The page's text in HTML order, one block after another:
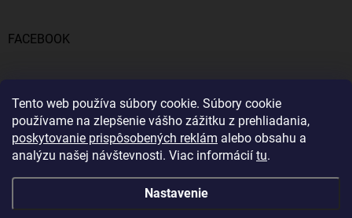
Tento web používa súbory cookie. Súbory cookie
používame na zlepšenie vášho zážitku z prehliadania,
poskytovanie prispôsobených reklám alebo obsahu a
analýzu našej návštevnosti. Viac informácií tu.
Nastavenie
FACEBOOK
PRIJÍMAME ONLINE PLATBY